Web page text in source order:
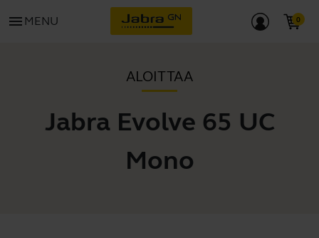
menu MENU
ALOITTAA
Jabra Evolve 65 UC
Mono